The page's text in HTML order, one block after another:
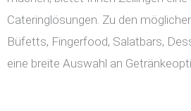
Cateringlösungen. Zu den
Büfetts, Fingerfood, Salatbars,
eine breite Auswahl an